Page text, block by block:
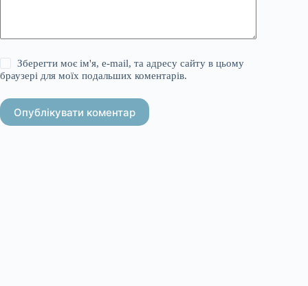
Зберегти моє ім'я, e-mail, та адресу сайту в цьому
браузері для моїх подальших коментарів.
Опублікувати коментар